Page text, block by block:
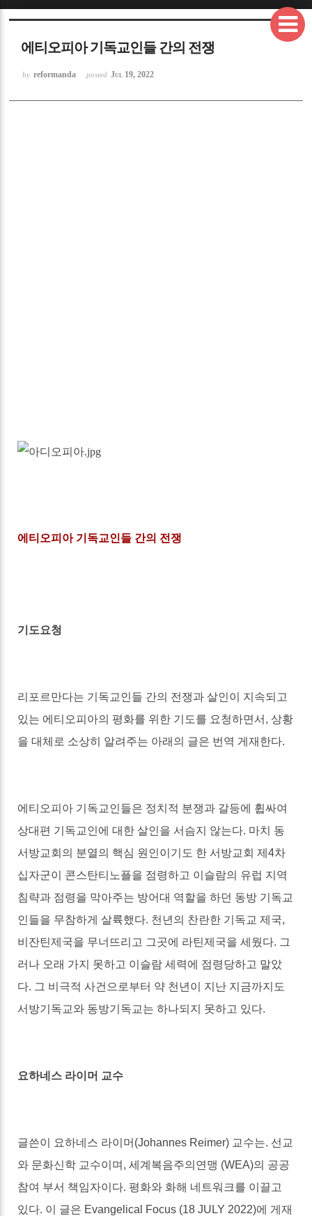
에티오피아 기독교인들 간의 전쟁
by reformanda posted Jul 19, 2022
에티오피아 기독교인들 간의 전쟁
기도요청
리포르만다는 기독교인들 간의 전쟁과 살인이 지속되고
있는 에티오피아의 평화를 위한 기도를 요청하면서, 상황
을 대체로 소상히 알려주는 아래의 글은 번역 게재한다.
에티오피아 기독교인들은 정치적 분쟁과 갈등에 휩싸여
상대편 기독교인에 대한 살인을 서슴지 않는다. 마치 동
서방교회의 분열의 핵심 원인이기도 한 서방교회 제4차
십자군이 콘스탄티노플을 점령하고 이슬람의 유럽 지역
침략과 점령을 막아주는 방어대 역할을 하던 동방 기독교
인들을 무참하게 살륙했다. 천년의 찬란한 기독교 제국,
비잔틴제국을 무너뜨리고 그곳에 라틴제국을 세웠다. 그
러나 오래 가지 못하고 이슬람 세력에 점령당하고 말았
다. 그 비극적 사건으로부터 약 천년이 지난 지금까지도
서방기독교와 동방기독교는 하나되지 못하고 있다.
요하네스 라이머 교수
글쓴이 요하네스 라이머 (Johannes Reimer) 교수는. 선교
와 문화신학 교수이며 ,세계 복음주의연맹 (WEA)의 공공
참여 부서 책임자이다. 평화와 화해 네트워크를 이끌고
있다. 이 글은 Evangelical Focus (18 JULY 2022)에 게재